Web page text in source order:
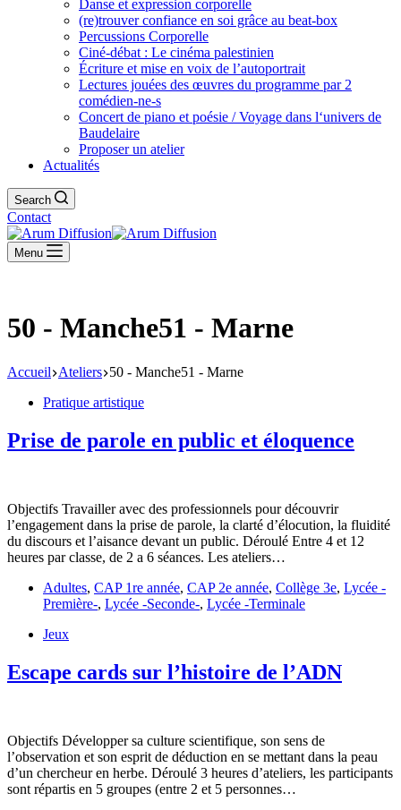
Danse et expression corporelle
(re)trouver confiance en soi grâce au beat-box
Percussions Corporelle
Ciné-débat : Le cinéma palestinien
Écriture et mise en voix de l’autoportrait
Lectures jouées des œuvres du programme par 2
comédien-ne-s
Concert de piano et poésie / Voyage dans l‘univers de
Baudelaire
Proposer un atelier
Actualités
Search
Contact
Menu
50 - Manche51 - Marne
Accueil Ateliers 50 - Manche51 - Marne
Pratique artistique
Prise de parole en public et éloquence
Objectifs Travailler avec des professionnels pour découvrir
l’engagement dans la prise de parole, la clarté d’élocution, la fluidité
du discours et l’aisance devant un public. Déroulé Entre 4 et 12
heures par classe, de 2 a 6 séances. Les ateliers…
Adultes, CAP 1re année, CAP 2e année, Collège 3e, Lycée -
Première-, Lycée -Seconde-, Lycée -Terminale
Jeux
Escape cards sur l’histoire de l’ADN
Objectifs Développer sa culture scientifique, son sens de
l’observation et son esprit de déduction en se mettant dans la peau
d’un chercheur en herbe. Déroulé 3 heures d’ateliers, les participants
sont répartis en 5 groupes (entre 2 et 5 personnes…